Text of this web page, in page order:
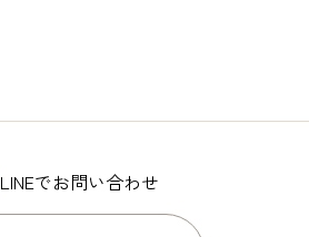
LINEでお問い合わせ